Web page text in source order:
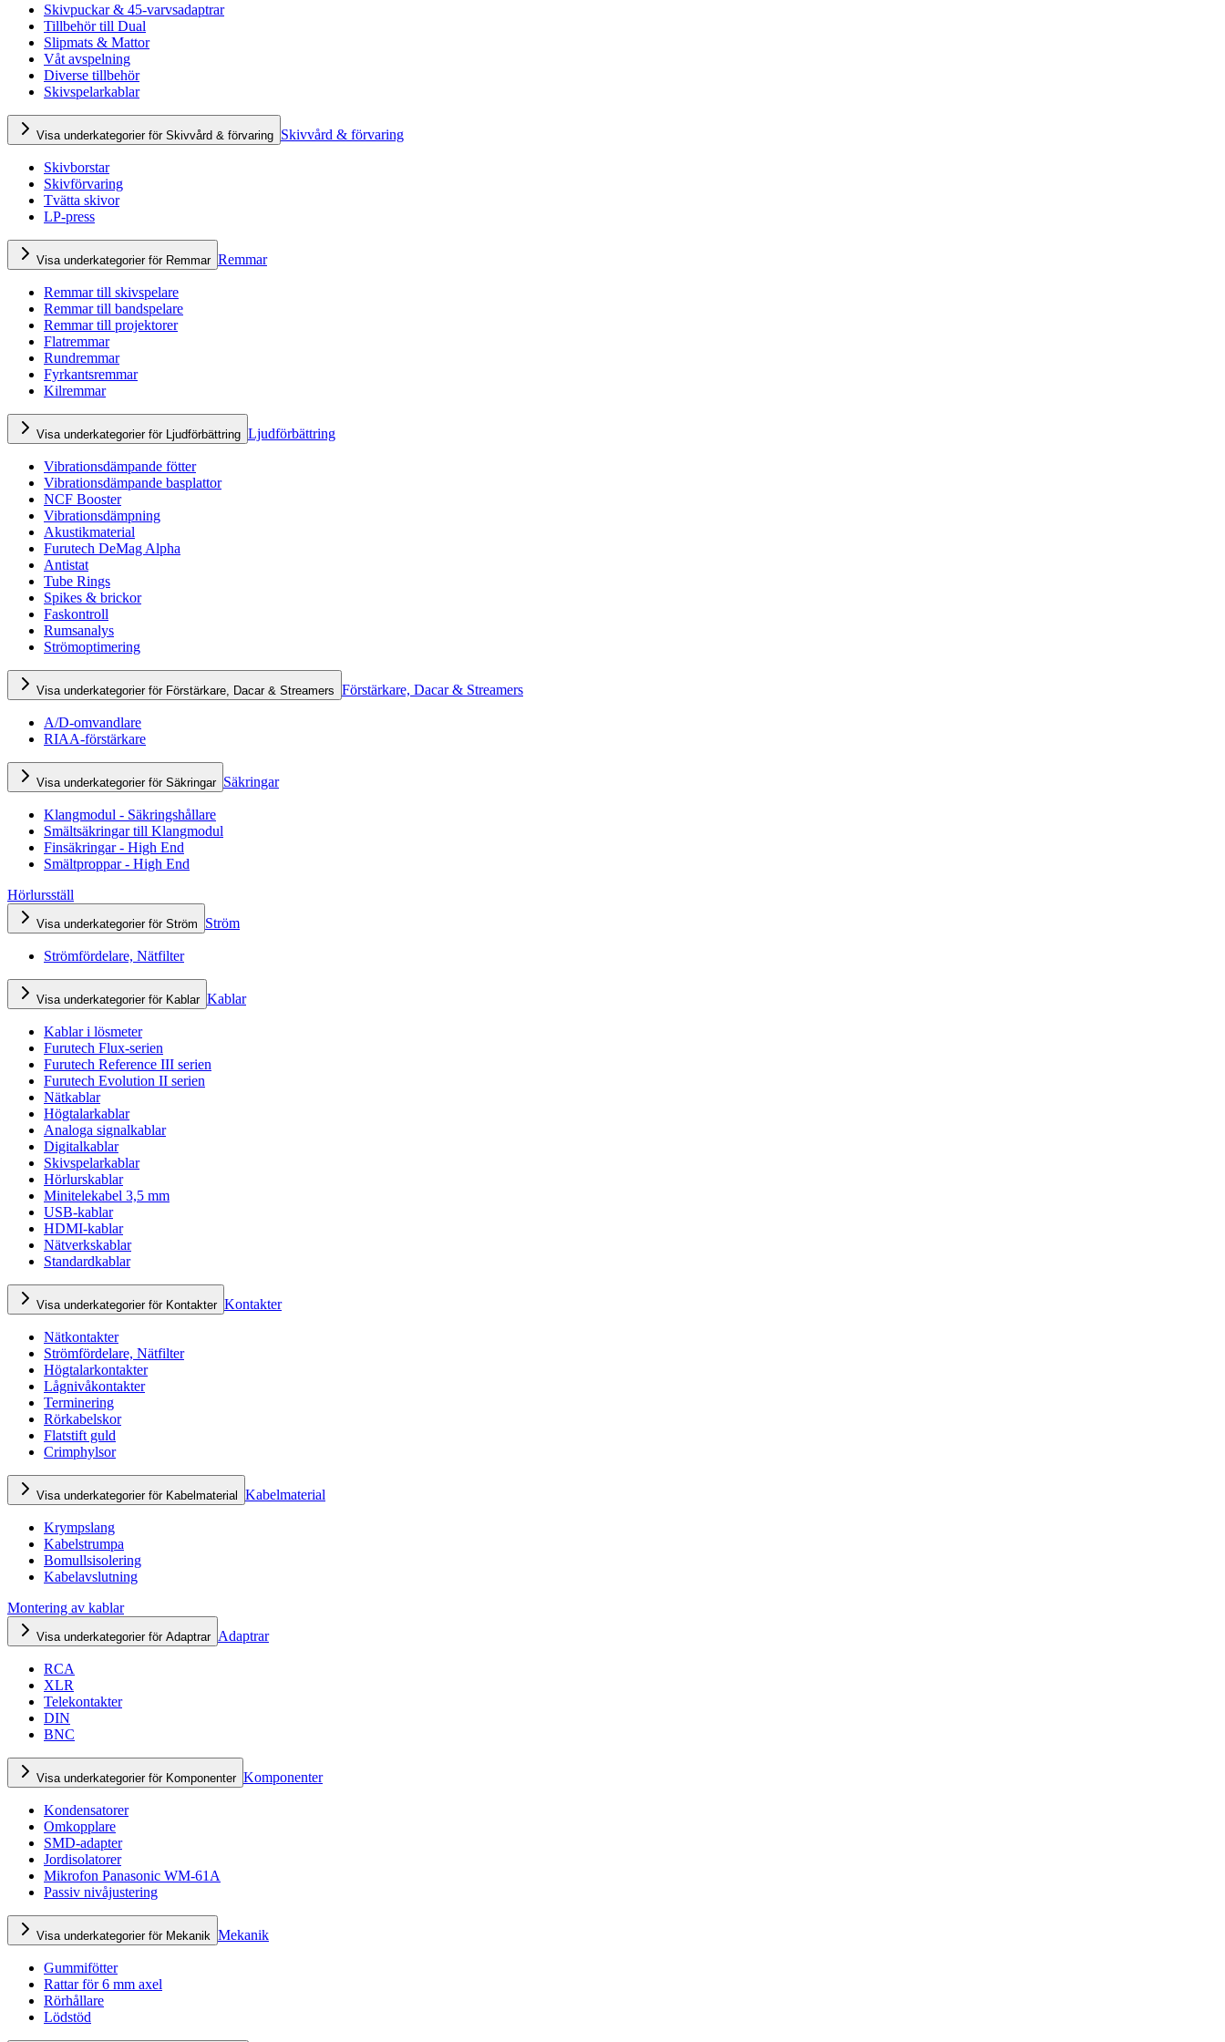
Skivpuckar & 45-varvsadaptrar
Tillbehör till Dual
Slipmats & Mattor
Våt avspelning
Diverse tillbehör
Skivspelarkablar
Visa underkategorier för Skivvård & förvaring Skivvård & förvaring
Skivborstar
Skivförvaring
Tvätta skivor
LP-press
Visa underkategorier för Remmar Remmar
Remmar till skivspelare
Remmar till bandspelare
Remmar till projektorer
Flatremmar
Rundremmar
Fyrkantsremmar
Kilremmar
Visa underkategorier för Ljudförbättring Ljudförbättring
Vibrationsdämpande fötter
Vibrationsdämpande basplattor
NCF Booster
Vibrationsdämpning
Akustikmaterial
Furutech DeMag Alpha
Antistat
Tube Rings
Spikes & brickor
Faskontroll
Rumsanalys
Strömoptimering
Visa underkategorier för Förstärkare, Dacar & Streamers Förstärkare, Dacar & Streamers
A/D-omvandlare
RIAA-förstärkare
Visa underkategorier för Säkringar Säkringar
Klangmodul - Säkringshållare
Smältsäkringar till Klangmodul
Finsäkringar - High End
Smältproppar - High End
Hörlursställ
Visa underkategorier för Ström Ström
Strömfördelare, Nätfilter
Visa underkategorier för Kablar Kablar
Kablar i lösmeter
Furutech Flux-serien
Furutech Reference III serien
Furutech Evolution II serien
Nätkablar
Högtalarkablar
Analoga signalkablar
Digitalkablar
Skivspelarkablar
Hörlurskablar
Minitelekabel 3,5 mm
USB-kablar
HDMI-kablar
Nätverkskablar
Standardkablar
Visa underkategorier för Kontakter Kontakter
Nätkontakter
Strömfördelare, Nätfilter
Högtalarkontakter
Lågnivåkontakter
Terminering
Rörkabelskor
Flatstift guld
Crimphylsor
Visa underkategorier för Kabelmaterial Kabelmaterial
Krympslang
Kabelstrumpa
Bomullsisolering
Kabelavslutning
Montering av kablar
Visa underkategorier för Adaptrar Adaptrar
RCA
XLR
Telekontakter
DIN
BNC
Visa underkategorier för Komponenter Komponenter
Kondensatorer
Omkopplare
SMD-adapter
Jordisolatorer
Mikrofon Panasonic WM-61A
Passiv nivåjustering
Visa underkategorier för Mekanik Mekanik
Gummifötter
Rattar för 6 mm axel
Rörhållare
Lödstöd